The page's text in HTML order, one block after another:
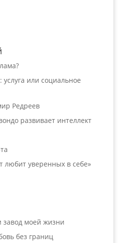
или социальное
Редреев
развивает интеллект
любит уверенных в себе»
завод моей жизни
без границ